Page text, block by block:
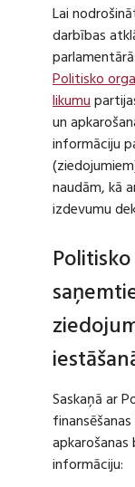
Lai
darbības
Politisko
likumu
un
informāciju
naudām, kā
izdevumu
Saskaņā ar
informāciju: